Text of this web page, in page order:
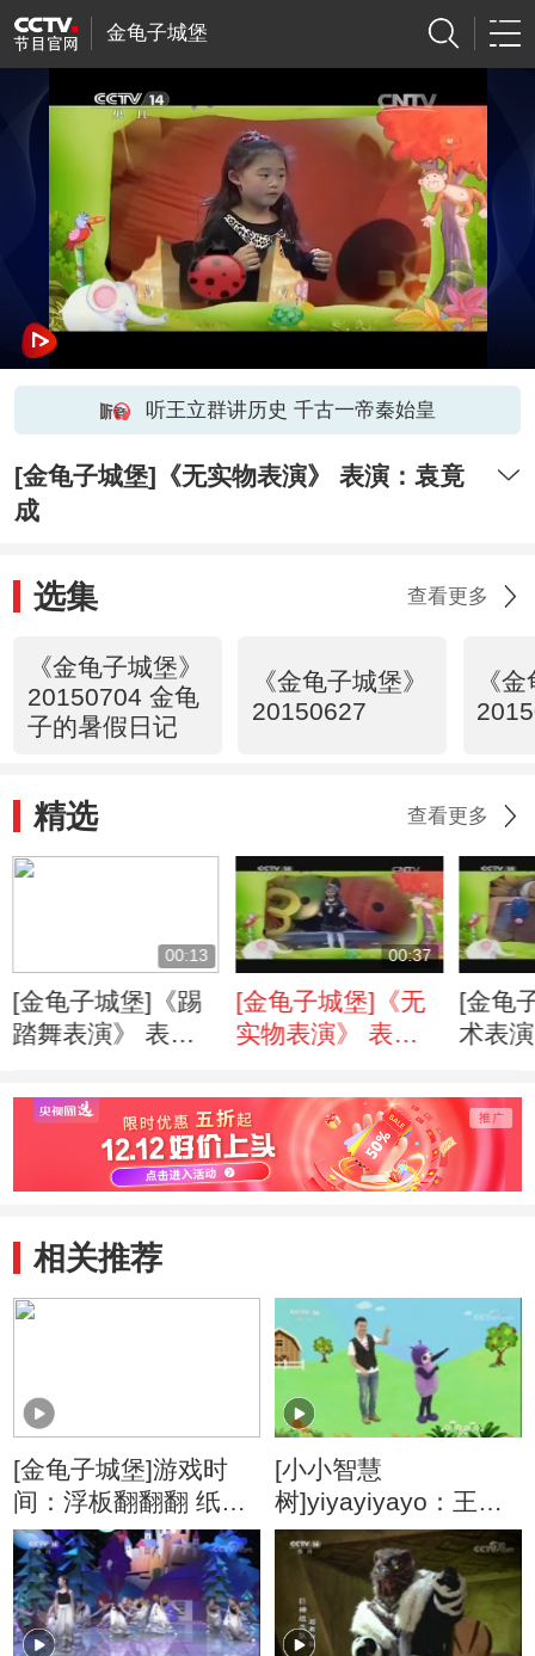
金龟子城堡
听王立群讲历史 千古一帝秦始皇
[金龟子城堡]《无实物表演》 表演：袁竟
成
选集 查看更多
《金龟子城堡》
20150704 金龟
子的暑假日记
《金龟子城堡》
20150627
《
精选 查看更多
00:13
[金龟子城堡]《踢
踏舞表演》 表
00:37
[金龟子城堡]《无
实物表演》 表
[金龟
术表
相关推荐
[金龟子城堡]游戏时
间：浮板翻翻翻 纸杯
传传传
[小小智慧
树]yiyayiyayo：王老
先生有块地